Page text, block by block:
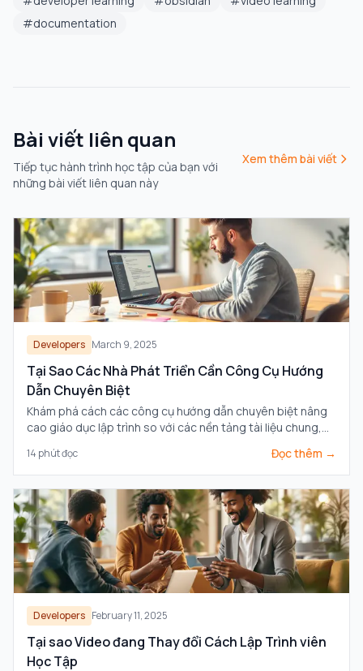
#documentation
Bài viết liên quan
Tiếp tục hành trình học tập của bạn với
những bài viết liên quan này
Xem thêm bài viết
Developers March 9, 2025
Tại Sao Các Nhà Phát Triển Cần Công Cụ Hướng
Dẫn Chuyên Biệt
Khám phá cách các công cụ hướng dẫn chuyên biệt nâng
cao giáo dục lập trình so với các nền tảng tài liệu chung,
14 phút đọc Đọc thêm →
Developers February 11, 2025
Tại sao Video đang Thay đổi Cách Lập Trình viên
Học Tập